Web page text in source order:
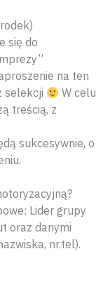
się do
na ten
selekcji
W celu
treścią, z
sukcesywnie, o
Lider grupy
oraz danymi
nr.tel).